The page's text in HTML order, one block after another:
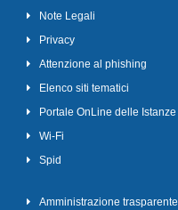
Note Legali
Privacy
Attenzione al phishing
Elenco siti tematici
Portale OnLine delle Istanze
Wi-Fi
Spid
Amministrazione trasparente